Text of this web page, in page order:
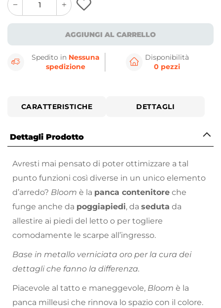
quantity
button
quantity
minus
button
AGGIUNGI AL CARRELLO
Spedito in Nessuna
spedizione
Disponibilità
0 pezzi
CARATTERISTICHE DETTAGLI
Dettagli Prodotto
Avresti mai pensato di poter ottimizzare a tal
punto funzioni così diverse in un unico elemento
d’arredo? Bloom è la panca contenitore che
funge anche da poggiapiedi, da seduta da
allestire ai piedi del letto o per togliere
comodamente le scarpe all’ingresso.
Base in metallo verniciata oro per la cura dei
dettagli che fanno la differenza.
Piacevole al tatto e maneggevole, Bloom è la
panca milleusi che rinnova lo spazio con il colore.